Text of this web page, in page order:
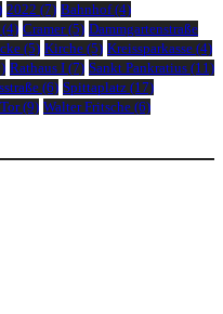
2022 (7) Bahnhof(4)
(4) Cramer(5) Dammgartenstraße
(5) Kirche (5) Kreissparkasse (4)
Rathaus I (7) Sankt Pankratius (11)
(6) Spittaplatz (17)
(9) Walter Fritsche (6)